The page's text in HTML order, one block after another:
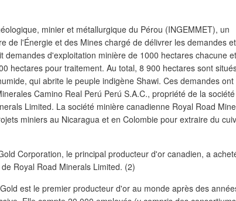
minier et métallurgique du Pérou (INGEMMET), un
de l'Énergie et des Mines chargé de délivrer les demandes
demandes d'exploitation minière de 1000 hectares chacune et
hectares pour traitement. Au total, 8 900 hectares sont
qui abrite le peuple indigène Shawi. Ces demandes ont
Camino Real Perú Perú S.A.C., propriété de la société
Limited. La société minière canadienne Royal Road
miniers au Nicaragua et en Colombie pour extraire du
Corporation, le principal producteur d'or canadien, a
Royal Road Minerals Limited. (2)
est le premier producteur d'or au monde après des